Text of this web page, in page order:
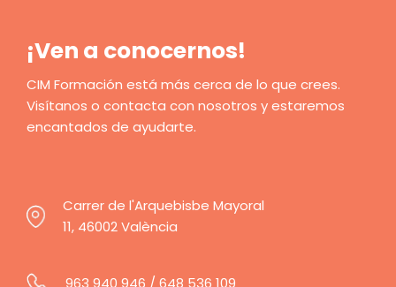
¡Ven a conocernos!
CIM Formación está más cerca de lo que crees.
Visítanos o contacta con nosotros y estaremos
encantados de ayudarte.
Carrer de l'Arquebisbe Mayoral
11, 46002 València